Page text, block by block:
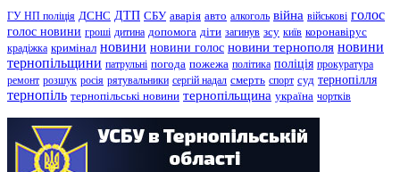
ГУ НП поліція ДСНС ДТП СБУ аварія авто алкоголь війна військові голос
голос новини гроші дитина допомога діти загинув зсу київ коронавірус
крадіжка кримінал новини новини голос новини тернополя новини
тернопільщини патрульні погода пожежа політика поліція прокуратура
ремонт розшук росія рятувальники сергій надал смерть спорт суд тернопілля
тернопіль тернопільські новини тернопільщина україна чортків